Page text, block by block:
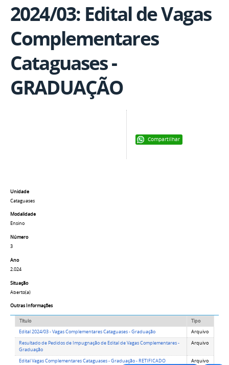
2024/03: Edital de Vagas
Complementares
Cataguases -
GRADUAÇÃO
Compartilhar
Unidade
Cataguases
Modalidade
Ensino
Número
3
Ano
2.024
Situação
Aberto(a)
Outras Informações
Título
Tipo
Edital 2024/03 - Vagas Complementares Cataguases - Graduação
Arquivo
Resultado de Pedidos de Impugnação de Edital de Vagas Complementares -
Graduação
Arquivo
Edital Vagas Complementares Cataguases - Graduação - RETIFICADO
Arquivo